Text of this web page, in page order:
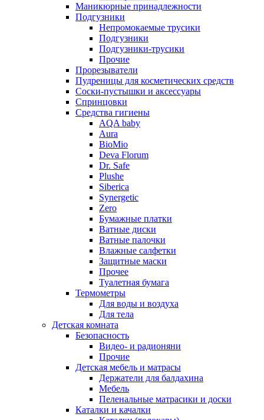
Маникюрные принадлежности
Подгузники
Непромокаемые трусики
Подгузники
Подгузники-трусики
Прочие
Прорезыватели
Пудреницы для косметических средств
Соски-пустышки и аксессуары
Спринцовки
Средства гигиены
AQA baby
Aura
BioMio
Deva Florum
Dr. Safe
Plushe
Siberica
Synergetic
Zero
Бумажные платки
Ватные диски
Ватные палочки
Влажные салфетки
Защитные маски
Прочее
Туалетная бумага
Термометры
Для воды и воздуха
Для тела
Детская комната
Безопасность
Видео- и радионяни
Прочие
Детская мебель и матрасы
Держатели для балдахина
Мебель
Пеленальные матрасики и доски
Каталки и качалки